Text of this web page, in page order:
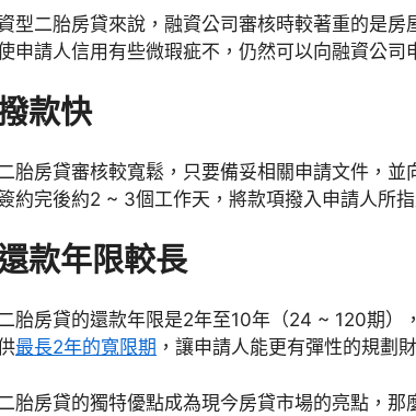
型二胎房貸來說，融資公司審核時較著重的是房
申請人信用有些微瑕疵不，仍然可以向融資公司
款快
胎房貸審核較寬鬆，只要備妥相關申請文件，
約完後約2 ~ 3個工作天，將款項撥入申請人所指
款年限較長
胎房貸的還款年限是2年至10年（24 ~ 120期）
最長2年的寬限期 ，讓申請人能更有彈性的規劃
胎房貸的獨特優點成為現今房貸市場的亮點，